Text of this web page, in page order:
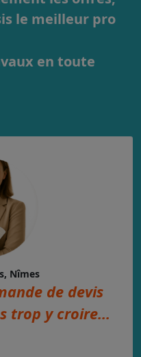
le meilleur pro
en toute
Nîmes
de devis
trop y croire...